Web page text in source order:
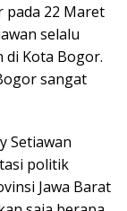
pada 22 Maret
selalu
di Kota Bogor.
sangat
Setiawan
politik
Jawa Barat